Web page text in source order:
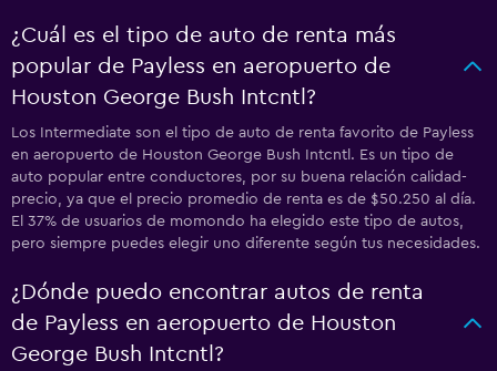
¿Cuál es el tipo de auto de renta más
popular de Payless en aeropuerto de
Houston George Bush Intcntl?
Los Intermediate son el tipo de auto de renta favorito de Payless
en aeropuerto de Houston George Bush Intcntl. Es un tipo de
auto popular entre conductores, por su buena relación calidad-
precio, ya que el precio promedio de renta es de $50.250 al día.
El 37% de usuarios de momondo ha elegido este tipo de autos,
pero siempre puedes elegir uno diferente según tus necesidades.
¿Dónde puedo encontrar autos de renta
de Payless en aeropuerto de Houston
George Bush Intcntl?